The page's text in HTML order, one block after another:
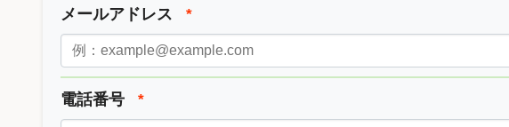
メールアドレス *
電話番号 *